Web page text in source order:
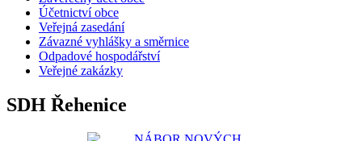
Účetnictví obce
Veřejná zasedání
Závazné vyhlášky a směrnice
Odpadové hospodářství
Veřejné zakázky
SDH Řehenice